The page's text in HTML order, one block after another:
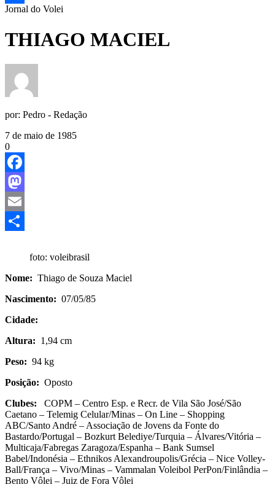
Share
Jornal do Volei
THIAGO MACIEL
por: Pedro - Redação
7 de maio de 1985
0
Facebook
Mastodon
Email
foto: voleibrasil
Nome: Thiago de Souza Maciel
Nascimento: 07/05/85
Cidade:
Altura: 1,94 cm
Peso: 94 kg
Posição: Oposto
Clubes: COPM – Centro Esp. e Recr. de Vila São José/São
Caetano – Telemig Celular/Minas – On Line – Shopping
ABC/Santo André – Associação de Jovens da Fonte do
Bastardo/Portugal – Bozkurt Belediye/Turquia – Álvares/Vitória –
Multicaja/Fabregas Zaragoza/Espanha – Bank Sumsel
Babel/Indonésia – Ethnikos Alexandroupolis/Grécia – Nice Volley-
Ball/França – Vivo/Minas – Vammalan Voleibol PerPon/Finlândia –
Bento Vôlei – Juiz de Fora Vôlei